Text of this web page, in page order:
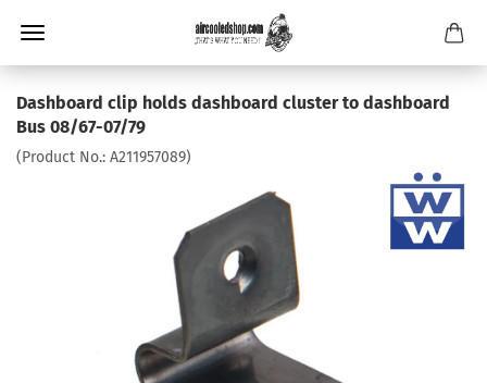
Dashboard clip holds dashboard cluster to dashboard
Bus 08/67-07/79
(Product No.: A211957089)